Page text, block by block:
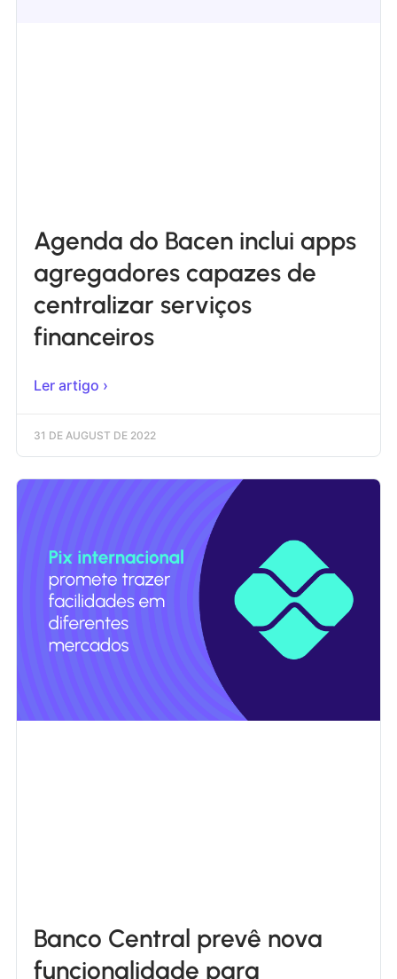
Agenda do Bacen inclui apps
agregadores capazes de
centralizar serviços
financeiros
Ler artigo ›
31 DE AUGUST DE 2022
Banco Central prevê nova
funcionalidade para